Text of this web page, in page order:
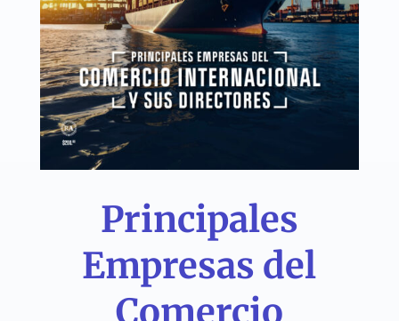
Principales
Empresas del
Comercio